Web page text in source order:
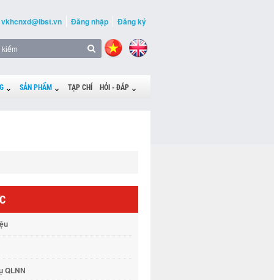
vkhcnxd@ibst.vn Đăng nhập Đăng ký
SẢN PHẨM TẠP CHÍ HỎI - ĐÁP
QLNN